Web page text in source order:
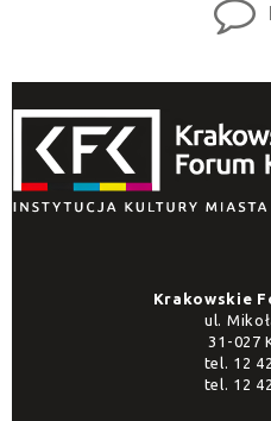
Krakowskie
ul.
31-027
tel. 12
tel. 12